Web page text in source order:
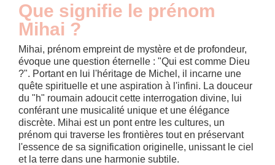
Que signifie le prénom
Mihai ?
Mihai, prénom empreint de mystère et de profondeur,
évoque une question éternelle : "Qui est comme Dieu
?". Portant en lui l'héritage de Michel, il incarne une
quête spirituelle et une aspiration à l'infini. La douceur
du "h" roumain adoucit cette interrogation divine, lui
conférant une musicalité unique et une élégance
discrète. Mihai est un pont entre les cultures, un
prénom qui traverse les frontières tout en préservant
l'essence de sa signification originelle, unissant le ciel
et la terre dans une harmonie subtile.